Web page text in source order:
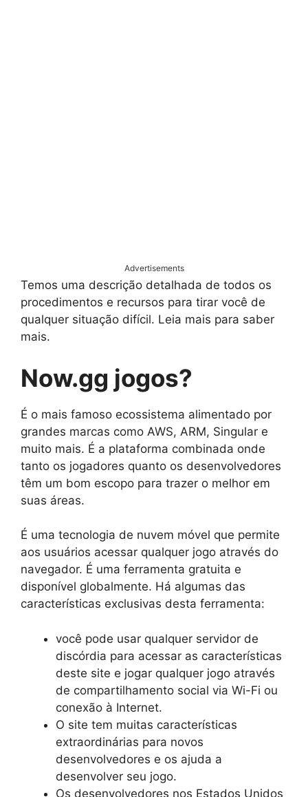
Advertisements
Temos uma descrição detalhada de todos os
procedimentos e recursos para tirar você de
qualquer situação difícil. Leia mais para saber
mais.
Now.gg jogos?
É o mais famoso ecossistema alimentado por
grandes marcas como AWS, ARM, Singular e
muito mais. É a plataforma combinada onde
tanto os jogadores quanto os desenvolvedores
têm um bom escopo para trazer o melhor em
suas áreas.
É uma tecnologia de nuvem móvel que permite
aos usuários acessar qualquer jogo através do
navegador. É uma ferramenta gratuita e
disponível globalmente. Há algumas das
características exclusivas desta ferramenta:
você pode usar qualquer servidor de
discórdia para acessar as características
deste site e jogar qualquer jogo através
de compartilhamento social via Wi-Fi ou
conexão à Internet.
O site tem muitas características
extraordinárias para novos
desenvolvedores e os ajuda a
desenvolver seu jogo.
Os desenvolvedores nos Estados Unidos